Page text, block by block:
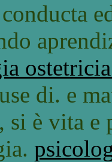
di. e
si è vita e